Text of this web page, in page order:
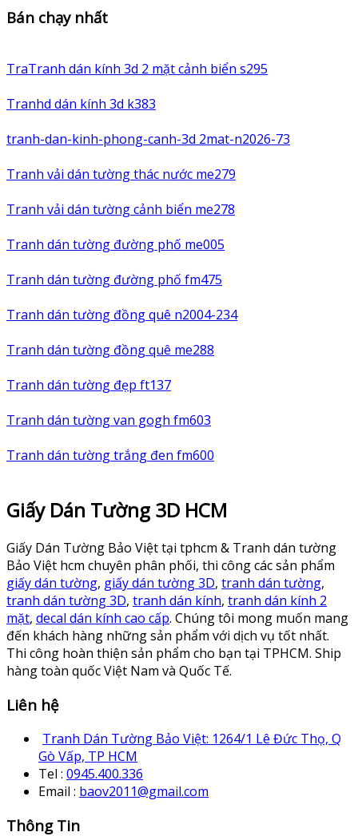
Bán chạy nhất
TraTranh dán kính 3d 2 mặt cảnh biển s295
Tranhd dán kính 3d k383
tranh-dan-kinh-phong-canh-3d 2mat-n2026-73
Tranh vải dán tường thác nước me279
Tranh vải dán tường cảnh biển me278
Tranh dán tường đường phố me005
Tranh dán tường đường phố fm475
Tranh dán tường đồng quê n2004-234
Tranh dán tường đồng quê me288
Tranh dán tường đẹp ft137
Tranh dán tường van gogh fm603
Tranh dán tường trắng đen fm600
Giấy Dán Tường 3D HCM
Giấy Dán Tường Bảo Việt tại tphcm & Tranh dán tường
Bảo Việt hcm chuyên phân phối, thi công các sản phẩm
giấy dán tường, giấy dán tường 3D, tranh dán tường,
tranh dán tường 3D, tranh dán kính, tranh dán kính 2
mặt, decal dán kính cao cấp. Chúng tôi mong muốn mang
đến khách hàng những sản phẩm với dịch vụ tốt nhất.
Thi công hoàn thiện sản phẩm cho bạn tại TPHCM. Ship
hàng toàn quốc Việt Nam và Quốc Tế.
Liên hệ
Tranh Dán Tường Bảo Việt: 1264/1 Lê Đức Thọ, Q
Gò Vấp, TP HCM
Tel : 0945.400.336
Email : baov2011@gmail.com
Thông Tin